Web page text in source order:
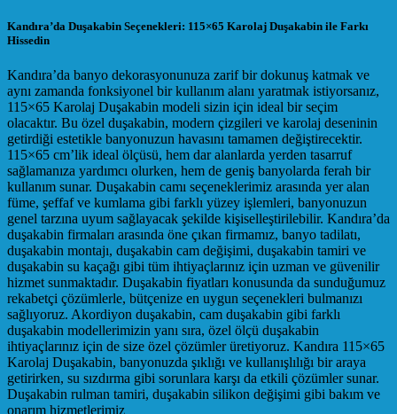
Kandıra’da Duşakabin Seçenekleri: 115×65 Karolaj Duşakabin ile Farkı
Hissedin
Kandıra’da banyo dekorasyonunuza zarif bir dokunuş katmak ve
aynı zamanda fonksiyonel bir kullanım alanı yaratmak istiyorsanız,
115×65 Karolaj Duşakabin modeli sizin için ideal bir seçim
olacaktır. Bu özel duşakabin, modern çizgileri ve karolaj deseninin
getirdiği estetikle banyonuzun havasını tamamen değiştirecektir.
115×65 cm’lik ideal ölçüsü, hem dar alanlarda yerden tasarruf
sağlamanıza yardımcı olurken, hem de geniş banyolarda ferah bir
kullanım sunar. Duşakabin camı seçeneklerimiz arasında yer alan
füme, şeffaf ve kumlama gibi farklı yüzey işlemleri, banyonuzun
genel tarzına uyum sağlayacak şekilde kişiselleştirilebilir. Kandıra’da
duşakabin firmaları arasında öne çıkan firmamız, banyo tadilatı,
duşakabin montajı, duşakabin cam değişimi, duşakabin tamiri ve
duşakabin su kaçağı gibi tüm ihtiyaçlarınız için uzman ve güvenilir
hizmet sunmaktadır. Duşakabin fiyatları konusunda da sunduğumuz
rekabetçi çözümlerle, bütçenize en uygun seçenekleri bulmanızı
sağlıyoruz. Akordiyon duşakabin, cam duşakabin gibi farklı
duşakabin modellerimizin yanı sıra, özel ölçü duşakabin
ihtiyaçlarınız için de size özel çözümler üretiyoruz. Kandıra 115×65
Karolaj Duşakabin, banyonuzda şıklığı ve kullanışlılığı bir araya
getirirken, su sızdırma gibi sorunlara karşı da etkili çözümler sunar.
Duşakabin rulman tamiri, duşakabin silikon değişimi gibi bakım ve
onarım hizmetlerimiz